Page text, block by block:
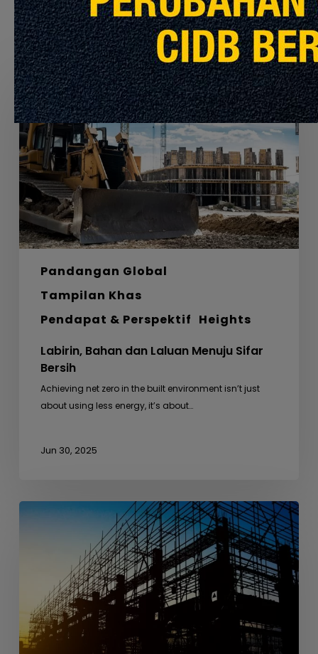
Recommended For You
Pandangan Global
Tampilan Khas
Pendapat & Perspektif Heights
Labirin,
Bahan
dan
Laluan
Menuju
Sifar
Bersih
Labirin, Bahan dan Laluan Menuju Sifar
Bersih
Achieving net zero in the built environment isn’t just
about using less energy, it’s about…
Jun 30, 2025
Dari
Bina
–
Belajar